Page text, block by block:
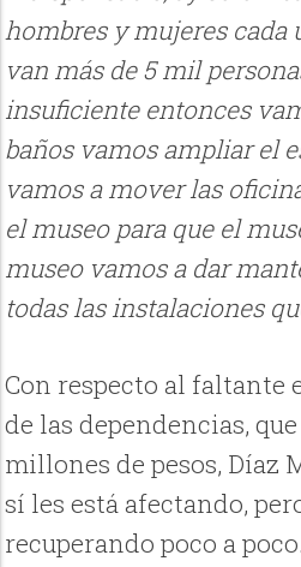
hombres y mujeres cada
van más de 5 mil
insuficiente entonces
baños vamos ampliar el
vamos a mover las
el museo para que el
museo vamos a dar
todas las instalaciones
Con respecto al faltante
de las dependencias,
millones de pesos, Díaz
sí les está afectando,
recuperando poco a poco.